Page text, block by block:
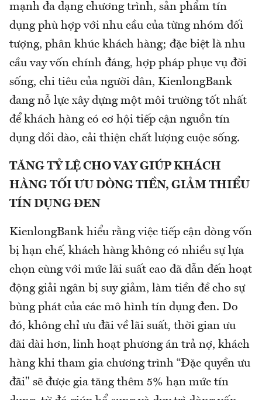
mạnh đa dạng chương trình, sản phẩm tín
dụng phù hợp với nhu cầu của từng nhóm đối
tượng, phân khúc khách hàng; đặc biệt là nhu
cầu vay vốn chính đáng, hợp pháp phục vụ đời
sống, chi tiêu của người dân, KienlongBank
đang nỗ lực xây dựng một môi trường tốt nhất
để khách hàng có cơ hội tiếp cận nguồn tín
dụng dồi dào, cải thiện chất lượng cuộc sống.
TĂNG TỶ LỆ CHO VAY GIÚP KHÁCH
HÀNG TỐI ƯU DÒNG TIỀN, GIẢM THIỂU
TÍN DỤNG ĐEN
KienlongBank hiểu rằng việc tiếp cận dòng vốn
bị hạn chế, khách hàng không có nhiều sự lựa
chọn cùng với mức lãi suất cao đã dẫn đến hoạt
động giải ngân bị suy giảm, làm tiền đề cho sự
bùng phát của các mô hình tín dụng đen. Do
đó, không chỉ ưu đãi về lãi suất, thời gian ưu
đãi dài hơn, linh hoạt phương án trả nợ, khách
hàng khi tham gia chương trình “Đặc quyền ưu
đãi" sẽ được gia tăng thêm 5% hạn mức tín